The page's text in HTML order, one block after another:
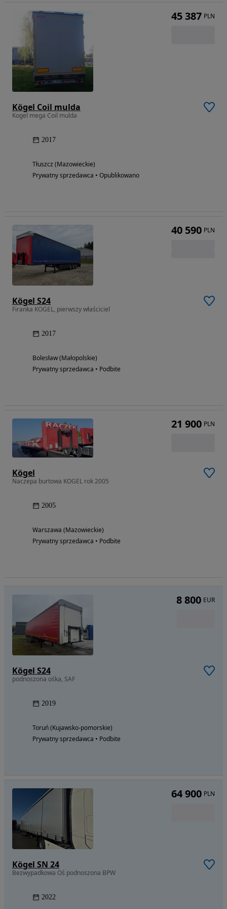
Kögel Coil mulda
Kogel mega Coil mulda
2017
Tłuszcz (Mazowieckie)
Prywatny sprzedawca • Opublikowano
45 387 PLN
Kögel S24
Firanka KOGEL, pierwszy właściciel
2017
Bolesław (Małopolskie)
Prywatny sprzedawca • Podbite
40 590 PLN
Kögel
Naczepa burtowa KOGEL rok 2005
2005
Warszawa (Mazowieckie)
Prywatny sprzedawca • Podbite
21 900 PLN
Kögel S24
podnoszona ośka, SAF
2019
Toruń (Kujawsko-pomorskie)
Prywatny sprzedawca • Podbite
8 800 EUR
Kögel SN 24
Bezwypadkowa Oś podnoszona BPW
2022
64 900 PLN